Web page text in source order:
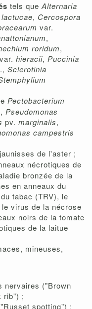
tels queAlternaria
, Cercospora
var.
,
roridum,
var. hieracii, Puccinia
Sclerotinia
Pectobacterium
, Pseudomonas
pv. marginalis,
campestris
de l'aster ;
nécrotiques de
bronzée de la
en anneaux du
tabac (TRV), le
virus de la nécrose
noirs de la tomate
de la laitue
mineuses,
nervaires ("Brown
rib") ;
spotting") ;